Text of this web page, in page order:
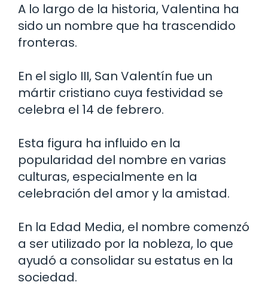
A lo largo de la historia, Valentina ha
sido un nombre que ha trascendido
fronteras.
En el siglo III, San Valentín fue un
mártir cristiano cuya festividad se
celebra el 14 de febrero.
Esta figura ha influido en la
popularidad del nombre en varias
culturas, especialmente en la
celebración del amor y la amistad.
En la Edad Media, el nombre comenzó
a ser utilizado por la nobleza, lo que
ayudó a consolidar su estatus en la
sociedad.